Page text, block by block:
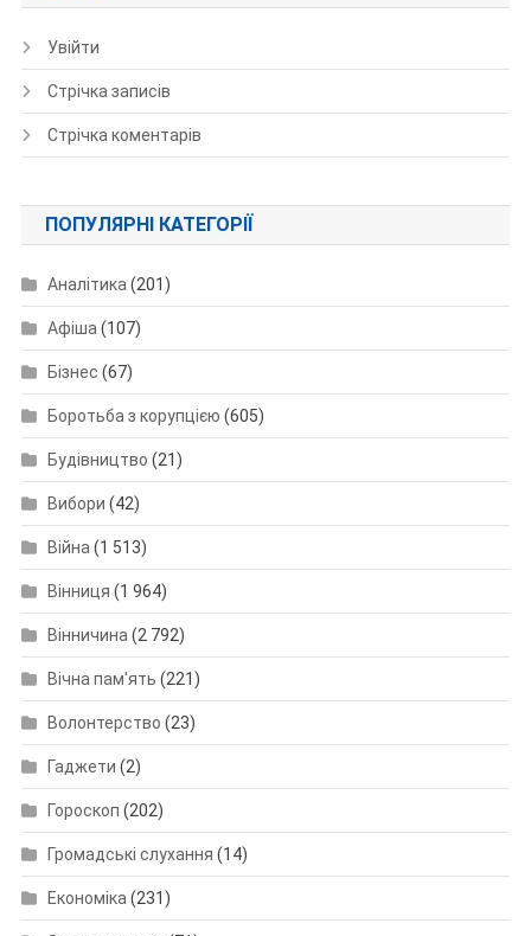
Увійти
Стрічка записів
Стрічка коментарів
ПОПУЛЯРНІ КАТЕГОРІЇ
Аналітика (201)
Афіша (107)
Бізнес (67)
Боротьба з корупцією (605)
Будівництво (21)
Вибори (42)
Війна (1 513)
Вінниця (1 964)
Вінничина (2 792)
Вічна пам'ять (221)
Волонтерство (23)
Гаджети (2)
Гороскоп (202)
Громадські слухання (14)
Економіка (231)